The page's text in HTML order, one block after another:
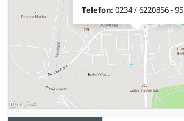
Telefon: 0234 / 6220856 - 95